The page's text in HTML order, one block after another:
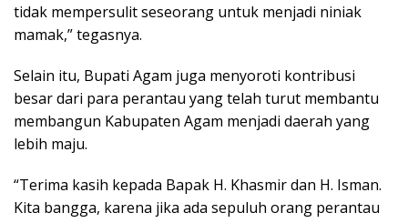
tidak mempersulit seseorang untuk menjadi niniak
mamak,” tegasnya.
Selain itu, Bupati Agam juga menyoroti kontribusi
besar dari para perantau yang telah turut membantu
membangun Kabupaten Agam menjadi daerah yang
lebih maju.
“Terima kasih kepada Bapak H. Khasmir dan H. Isman.
Kita bangga, karena jika ada sepuluh orang perantau